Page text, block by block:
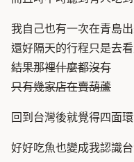
我自己也有一次在青島
還好隔天的行程只是去
結果那裡什麼都沒有
只有幾家店在賣葫蘆
回到台灣後就覺得四面
好好吃魚也變成我認識